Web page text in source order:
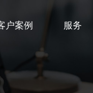
户案例 服务